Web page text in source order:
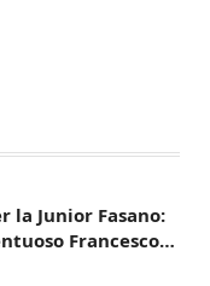
la Junior Fasano:
Francesco